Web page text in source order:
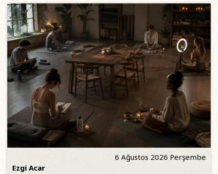
6 Ağustos 2026 Perşembe
Ezgi Acar